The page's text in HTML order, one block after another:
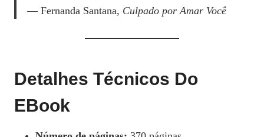
— Fernanda Santana, Culpado por Amar Você
Detalhes Técnicos Do
EBook